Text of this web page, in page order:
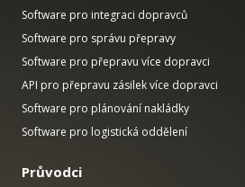
Software pro integraci dopravců
Software pro správu přepravy
Software pro přepravu více dopravci
API pro přepravu zásilek více dopravci
Software pro plánování nakládky
Software pro logistická oddělení
Průvodci